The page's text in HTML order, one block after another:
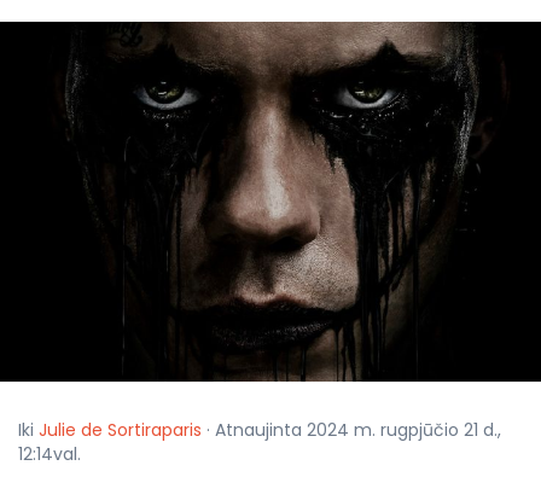
Iki Julie de Sortiraparis · Atnaujinta 2024 m. rugpjūčio 21 d.,
12:14val.